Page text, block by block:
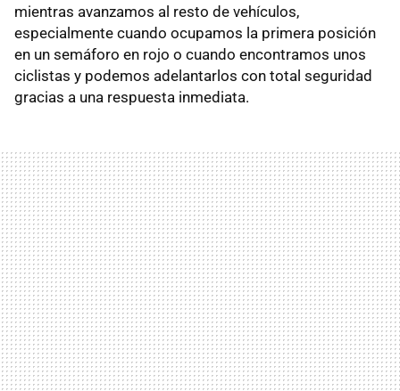
mientras avanzamos al resto de vehículos,
especialmente cuando ocupamos la primera posición
en un semáforo en rojo o cuando encontramos unos
ciclistas y podemos adelantarlos con total seguridad
gracias a una respuesta inmediata.